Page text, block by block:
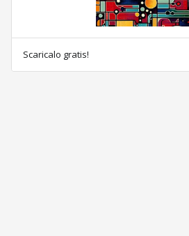
Scaricalo gratis!